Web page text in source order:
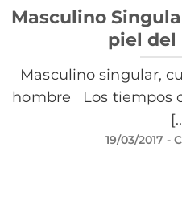
Masculino
piel del
Masculino singular,
hombre Los tiempos
19/03/2017 -